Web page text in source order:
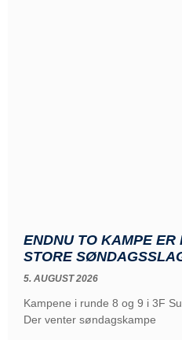
ENDNU TO KAMPE ER
STORE
5. AUGUST 2026
Kampene i runde 8 og 9 i 3F
Der venter søndagskampe